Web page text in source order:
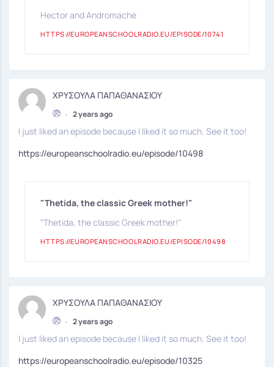
Hector and Andromache
HTTPS://EUROPEANSCHOOLRADIO.EU/EPISODE/10741
ΧΡΥΣΟΥΛΑ ΠΑΠΑΘΑΝΑΣΙΟΥ
• 2 years ago
I just liked an episode because I liked it so much. See it too!
https://europeanschoolradio.eu/episode/10498
"Thetida, the classic Greek mother!"
"Thetida, the classic Greek mother!"
HTTPS://EUROPEANSCHOOLRADIO.EU/EPISODE/10498
ΧΡΥΣΟΥΛΑ ΠΑΠΑΘΑΝΑΣΙΟΥ
• 2 years ago
I just liked an episode because I liked it so much. See it too!
https://europeanschoolradio.eu/episode/10325